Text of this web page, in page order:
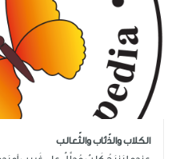
الكلاب والذّئاب والثّعالب